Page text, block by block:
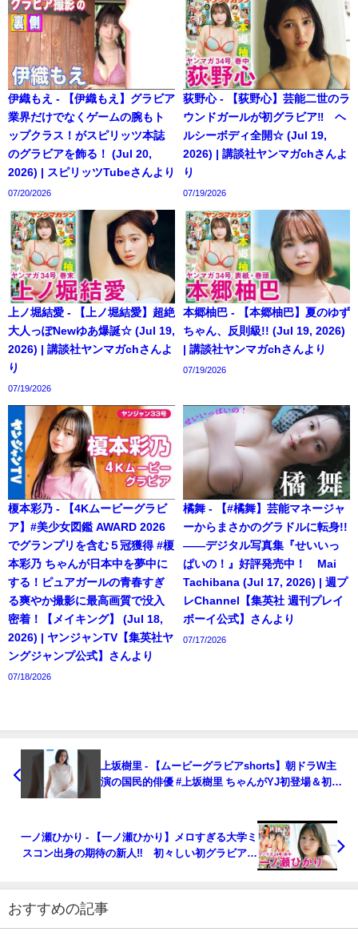
伊織もえ - 【伊織もえ】グラビア
業界だけでなくゲームの腕もト
ップクラス！がスピリッツ本誌
のグラビアを飾る！ (Jul 20,
2026) | スピリッツTubeさんより
07/20/2026
荻野心 - 【荻野心】芸能二世のラ
ウンドガールが初グラビア‼︎ ヘ
ルシーボディ全開☆ (Jul 19,
2026) | 講談社ヤンマガchさんよ
り
07/19/2026
上ノ堀結愛 - 【上ノ堀結愛】超絶
大人っぽNewゆあ爆誕☆ (Jul 19,
2026) | 講談社ヤンマガchさんよ
り
07/19/2026
本郷柚巴 - 【本郷柚巴】夏のゆず
ちゃん、反則級!! (Jul 19, 2026)
| 講談社ヤンマガchさんより
07/19/2026
榎本彩乃 - 【4Kムービーグラビ
ア】#美少女図鑑 AWARD 2026
でグランプリを含む５冠獲得 #榎
本彩乃 ちゃんが日本中を夢中に
する！ピュアガールの青春すぎ
る爽やか撮影に最高画質で没入
密着！【メイキング】 (Jul 18,
2026) | ヤンジャンTV【集英社ヤ
ングジャンプ公式】さんより
07/18/2026
橘舞 - 【#橘舞】芸能マネージャ
ーからまさかのグラドルに転身!!
――デジタル写真集『せいいっ
ぱいの！』好評発売中！ Mai
Tachibana (Jul 17, 2026) | 週プ
レChannel【集英社 週刊プレイ
ボーイ公式】さんより
07/17/2026
上坂樹里 - 【ムービーグラビアshorts】朝ドラW主
演の国民的俳優 #上坂樹里 ちゃんがYJ初登場＆初表
【メイキング】 (May 10, 2026) | ヤンジャンTV【集
英社ヤングジャンプ公式】さんより
一ノ瀬ひかり - 【一ノ瀬ひかり】メロすぎる大学ミ
スコン出身の期待の新人‼︎ 初々しい初グラビア❤️
おすすめの記事